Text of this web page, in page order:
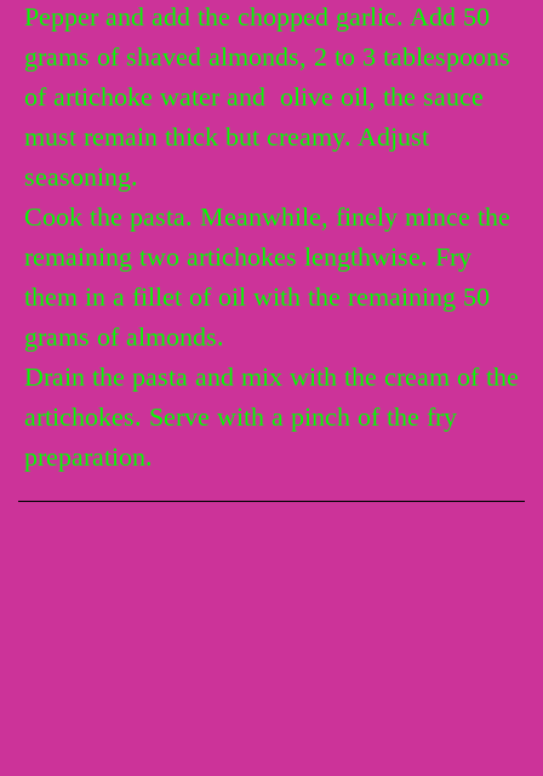
Pepper and add the chopped garlic. Add 50
grams of shaved almonds, 2 to 3 tablespoons
of artichoke water and olive oil, the sauce
must remain thick but creamy. Adjust
seasoning.
Cook the pasta. Meanwhile, finely mince the
remaining two artichokes lengthwise. Fry
them in a fillet of oil with the remaining 50
grams of almonds.
Drain the pasta and mix with the cream of the
artichokes. Serve with a pinch of the fry
preparation.